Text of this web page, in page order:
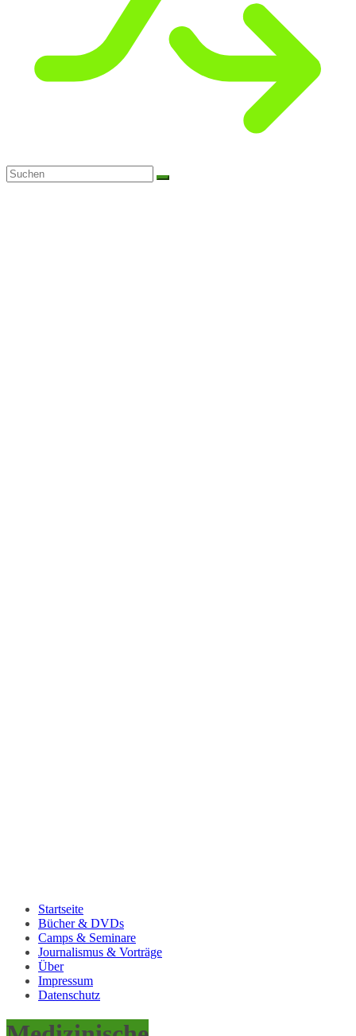
Startseite
Bücher & DVDs
Camps & Seminare
Journalismus & Vorträge
Über
Impressum
Datenschutz